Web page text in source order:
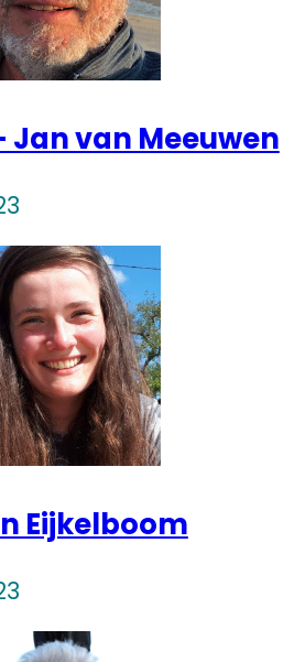
Jan van Meeuwen
Eijkelboom